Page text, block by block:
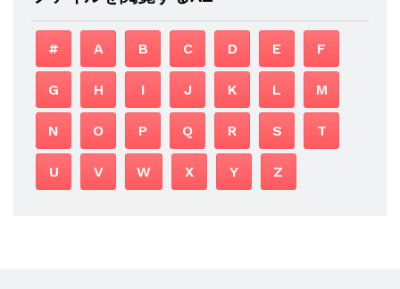
# A B C D E F
G H I J K L M
N O P Q R S T
U V W X Y Z